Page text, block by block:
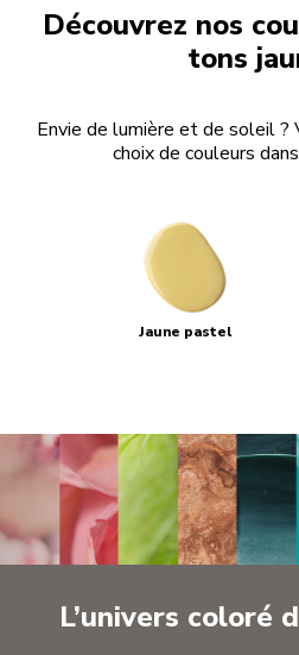
Découvrez nos
tons
Envie de lumière et de soleil ?
choix de couleurs
Jaune pastel
L’univers coloré